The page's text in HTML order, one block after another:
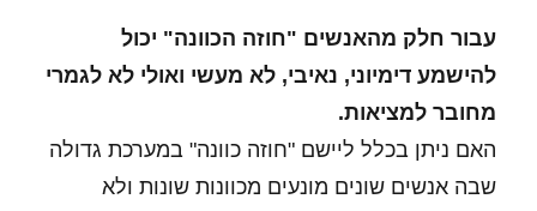
עבור חלק מהאנשים "חוזה הכוונה" יכול
להישמע דימיוני, נאיבי, לא מעשי ואולי לא לגמרי
מחובר למציאות.
האם ניתן בכלל ליישם "חוזה כוונה" במערכת גדולה
שבה אנשים שונים מונעים מכוונות שונות ולא